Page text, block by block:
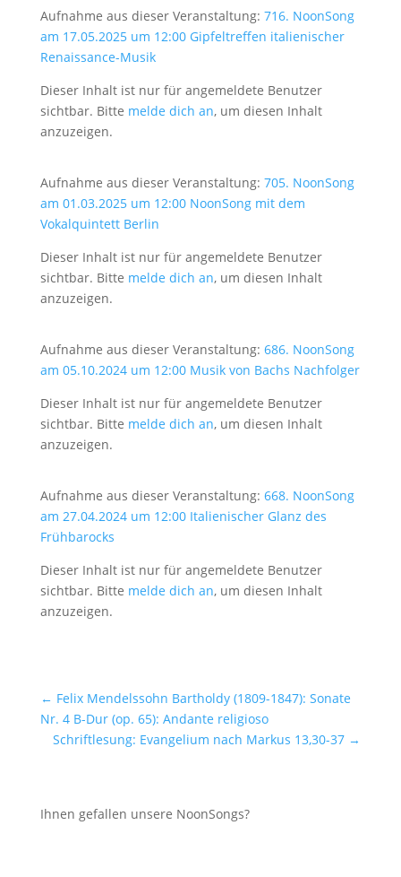
Aufnahme aus dieser Veranstaltung: 716. NoonSong
am 17.05.2025 um 12:00 Gipfeltreffen italienischer
Renaissance-Musik
Dieser Inhalt ist nur für angemeldete Benutzer
sichtbar. Bitte melde dich an, um diesen Inhalt
anzuzeigen.
Aufnahme aus dieser Veranstaltung: 705. NoonSong
am 01.03.2025 um 12:00 NoonSong mit dem
Vokalquintett Berlin
Dieser Inhalt ist nur für angemeldete Benutzer
sichtbar. Bitte melde dich an, um diesen Inhalt
anzuzeigen.
Aufnahme aus dieser Veranstaltung: 686. NoonSong
am 05.10.2024 um 12:00 Musik von Bachs Nachfolger
Dieser Inhalt ist nur für angemeldete Benutzer
sichtbar. Bitte melde dich an, um diesen Inhalt
anzuzeigen.
Aufnahme aus dieser Veranstaltung: 668. NoonSong
am 27.04.2024 um 12:00 Italienischer Glanz des
Frühbarocks
Dieser Inhalt ist nur für angemeldete Benutzer
sichtbar. Bitte melde dich an, um diesen Inhalt
anzuzeigen.
← Felix Mendelssohn Bartholdy (1809-1847): Sonate
Nr. 4 B-Dur (op. 65): Andante religioso
Schriftlesung: Evangelium nach Markus 13,30-37 →
Ihnen gefallen unsere NoonSongs?